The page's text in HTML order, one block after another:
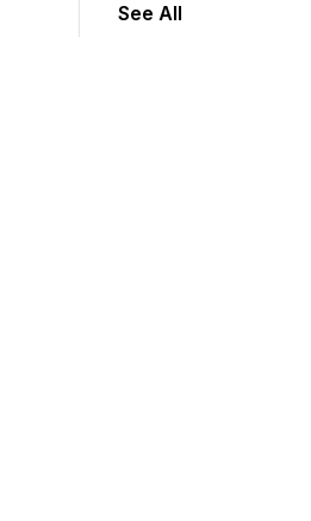
shift to jump forward or backward.
See All